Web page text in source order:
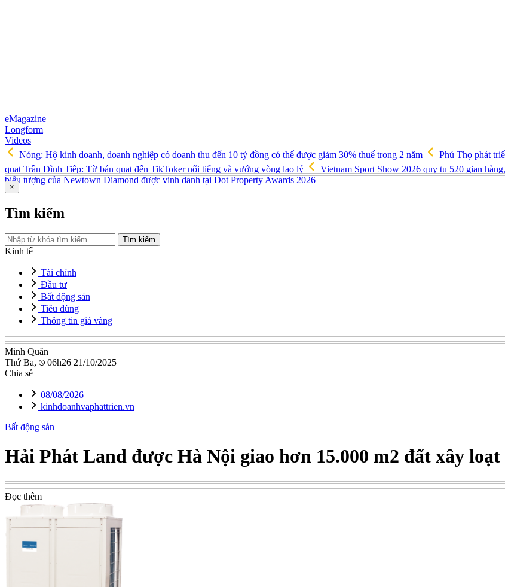
eMagazine
Longform
Videos
Nóng: Hộ kinh doanh, doanh nghiệp có doanh thu đến 10 tỷ đồng có thể được giảm 30% thuế trong 2 năm
Phú Thọ phát
quạt Trần Đình Tiệp: Từ bán quạt đến TikToker nổi tiếng và vướng vòng lao lý
Vietnam Sport Show 2026 quy tụ 520 gian
biểu tượng của Newtown Diamond được vinh danh tại Dot Property Awards 2026
×
Tìm kiếm
Tìm kiếm
Kinh tế
Tài chính
Đầu tư
Bất động sản
Tiêu dùng
Thông tin giá vàng
Minh Quân
Thứ Ba,
06h26 21/10/2025
Chia sẻ
08/08/2026
kinhdoanhvaphattrien.vn
Bất động sản
Hải Phát Land được Hà Nội giao hơn 15.000 m2 đất xây
Đọc thêm